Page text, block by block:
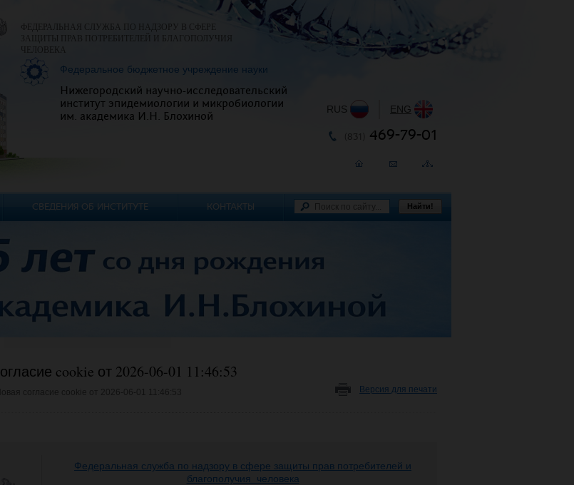
cookie от 2026-06-01 11:46:53
Версия для печати
Федеральная служба по надзору в сфере защиты прав потребителей и
благополучия человека
ФЕДЕРАЛЬНАЯ СЛУЖБА ПО НАДЗОРУ В СФЕРЕ
ЗАЩИТЫ ПРАВ ПОТРЕБИТЕЛЕЙ И БЛАГОПОЛУЧИЯ
ЧЕЛОВЕКА
Федеральное бюджетное учреждение науки
Нижегородский научно-исследовательский
институт эпидемиологии и микробиологии
им. академика И.Н. Блохиной
RUS ENG
469-79-01
СВЕДЕНИЯ ОБ ИНСТИТУТЕ КОНТАКТЫ Найти!